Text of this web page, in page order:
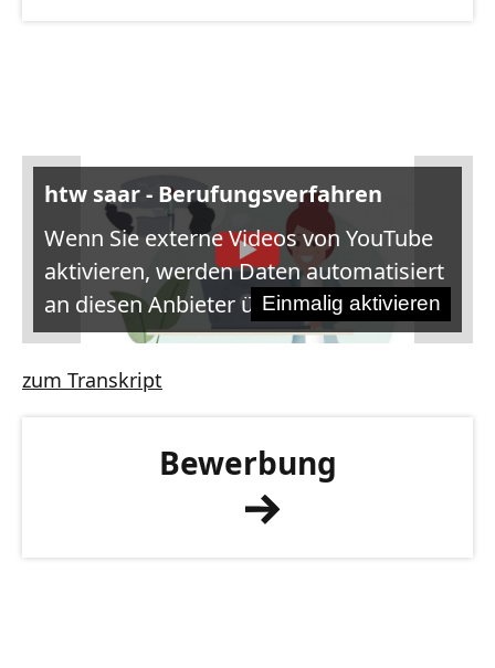
htw saar - Berufungsverfahren
Wenn Sie externe Videos von YouTube
aktivieren, werden Daten automatisiert
an diesen Anbieter übertragen.
Einmalig aktivieren
zum Transkript
Bewerbung